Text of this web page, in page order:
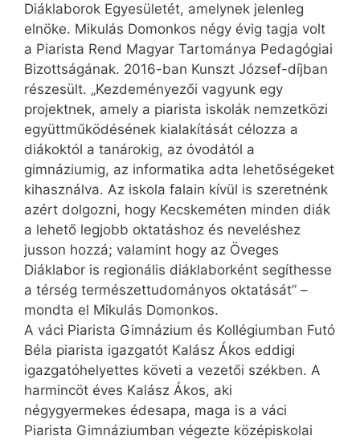
Diáklaborok Egyesületét, amelynek jelenleg
elnöke. Mikulás Domonkos négy évig tagja volt
a Piarista Rend Magyar Tartománya Pedagógiai
Bizottságának. 2016-ban Kunszt József-díjban
részesült. „Kezdeményezői vagyunk egy
projektnek, amely a piarista iskolák nemzetközi
együttműködésének kialakítását célozza a
diákoktól a tanárokig, az óvodától a
gimnáziumig, az informatika adta lehetőségeket
kihasználva. Az iskola falain kívül is szeretnénk
azért dolgozni, hogy Kecskeméten minden diák
a lehető legjobb oktatáshoz és neveléshez
jusson hozzá; valamint hogy az Öveges
Diáklabor is regionális diáklaborként segíthesse
a térség természettudományos oktatását” –
mondta el Mikulás Domonkos.
A váci Piarista Gimnázium és Kollégiumban Futó
Béla piarista igazgatót Kalász Ákos eddigi
igazgatóhelyettes követi a vezetői székben. A
harmincöt éves Kalász Ákos, aki
négygyermekes édesapa, maga is a váci
Piarista Gimnáziumban végezte középiskolai